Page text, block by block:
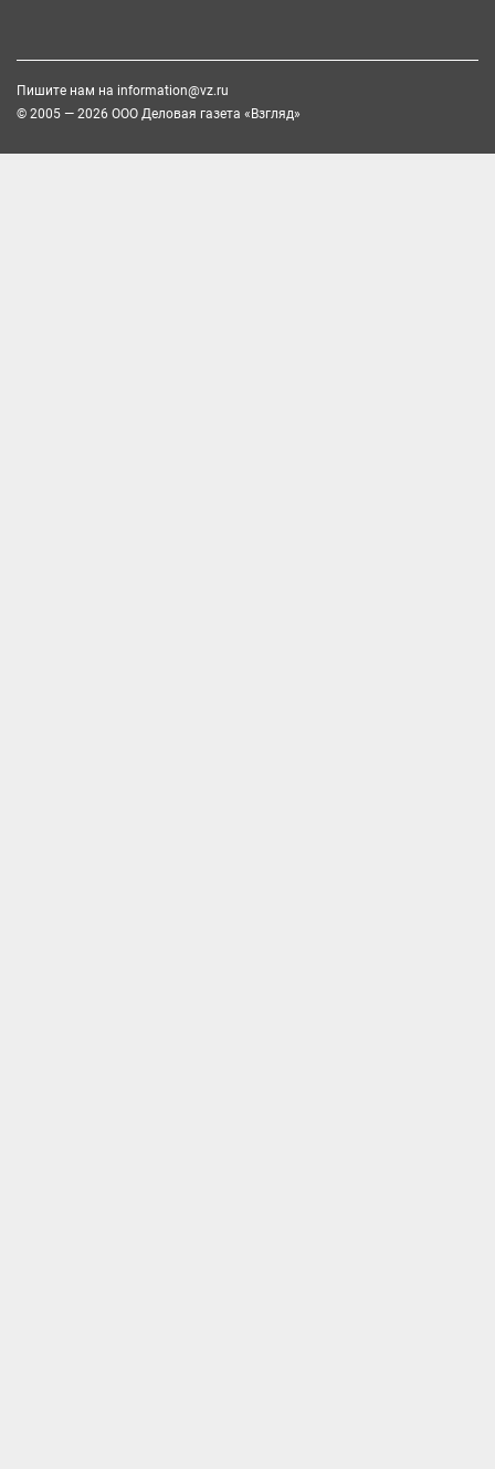
Пишите нам на information@vz.ru
© 2005 — 2026 ООО Деловая газета «Взгляд»